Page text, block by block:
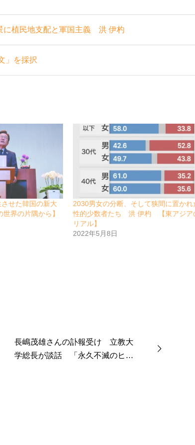
植民地支配と軍国主義 洪 伊杓
」を採択
せた韓国の新大
界の片隅から】
2030男女の分断、そして狭間に置かれ
性的少数者たち 洪 伊杓 【東アジア
リアル】
2022年5月8日
長嶋茂雄さんの訃報受け 立教大
学総長が談話 「永久不滅のヒー